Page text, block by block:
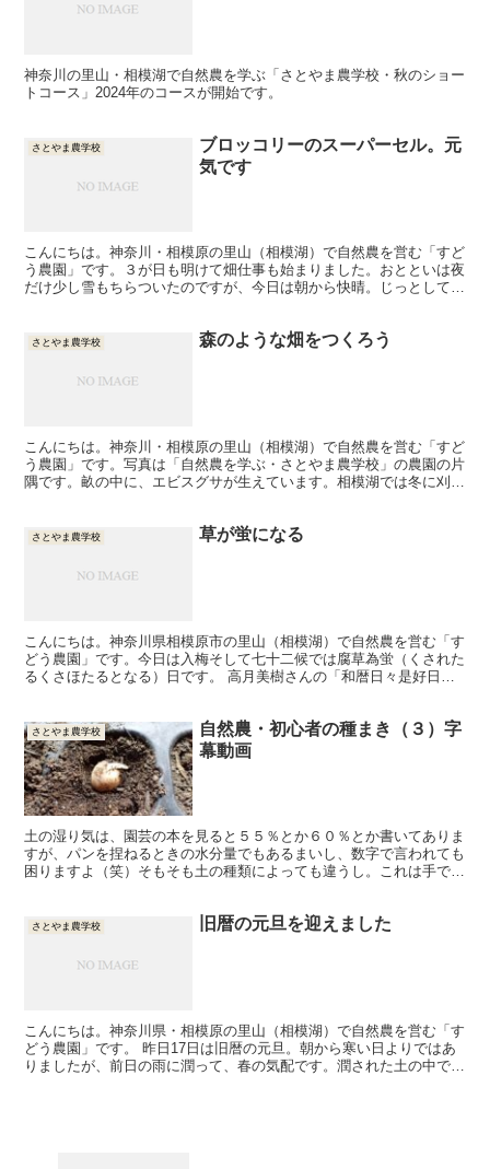
神奈川の里山・相模湖で自然農を学ぶ「さとやま農学校・秋のショー
トコース」2024年のコースが開始です。
さとやま農学校
ブロッコリーのスーパーセル。元
気です
こんにちは。神奈川・相模原の里山（相模湖）で自然農を営む「すど
う農園」です。３が日も明けて畑仕事も始まりました。おとといは夜
だけ少し雪もちらついたのですが、今日は朝から快晴。じっとしてら
さとやま農学校 森のような畑をつくろう
こんにちは。神奈川・相模原の里山（相模湖）で自然農を営む「すど
う農園」です。写真は「自然農を学ぶ・さとやま農学校」の農園の片
隅です。畝の中に、エビスグサが生えています。相模湖では冬に刈れ
さとやま農学校 草が蛍になる
こんにちは。神奈川県相模原市の里山（相模湖）で自然農を営む「す
どう農園」です。今日は入梅そして七十二候では腐草為蛍（くされた
るくさほたるとなる）日です。 高月美樹さんの「和暦日々是好日」
さとやま農学校
自然農・初心者の種まき（３）字
幕動画
土の湿り気は、園芸の本を見ると５５％とか６０％とか書いてありま
すが、パンを捏ねるときの水分量でもあるまいし、数字で言われても
困りますよ（笑）そもそも土の種類によっても違うし。これは手で覚
さとやま農学校 旧暦の元旦を迎えました
こんにちは。神奈川県・相模原の里山（相模湖）で自然農を営む「す
どう農園」です。 昨日17日は旧暦の元旦。朝から寒い日よりではあ
りましたが、前日の雨に潤って、春の気配です。潤された土の中で、